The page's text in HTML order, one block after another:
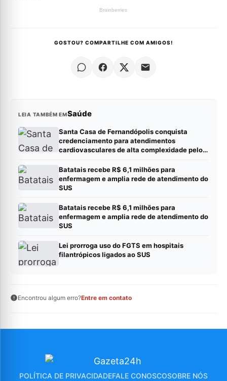
GOSTOU? COMPARTILHE COM AMIGOS!
LEIA TAMBÉM EMSaúde
Santa Casa de Fernandópolis conquista
credenciamento para atendimentos
cardiovasculares de alta complexidade pelo
Batatais recebe R$ 6,1 milhões para
enfermagem e amplia rede de atendimento do
SUS
Batatais recebe R$ 6,1 milhões para
enfermagem e amplia rede de atendimento do
SUS
Lei prorroga uso do FGTS em hospitais
filantrópicos ligados ao SUS
Encontrou algum erro?Entre em contato
POLÍTICA DE PRIVACIDADEFALE CONOSCOSOBRE NÓS